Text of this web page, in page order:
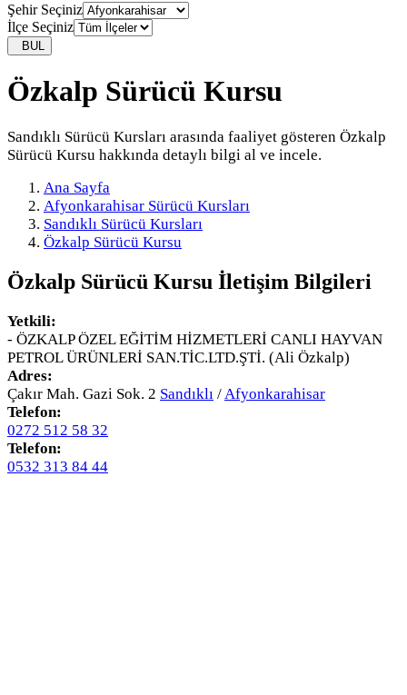
Şehir Seçiniz
İlçe Seçiniz
BUL
Özkalp Sürücü Kursu
Sandıklı Sürücü Kursları arasında faaliyet gösteren Özkalp
Sürücü Kursu hakkında detaylı bilgi al ve incele.
Ana Sayfa
Afyonkarahisar Sürücü Kursları
Sandıklı Sürücü Kursları
Özkalp Sürücü Kursu
Özkalp Sürücü Kursu İletişim Bilgileri
Yetkili:
- ÖZKALP ÖZEL EĞİTİM HİZMETLERİ CANLI HAYVAN
PETROL ÜRÜNLERİ SAN.TİC.LTD.ŞTİ. (Ali Özkalp)
Adres:
Çakır Mah. Gazi Sok. 2 Sandıklı / Afyonkarahisar
Telefon:
0272 512 58 32
Telefon:
0532 313 84 44